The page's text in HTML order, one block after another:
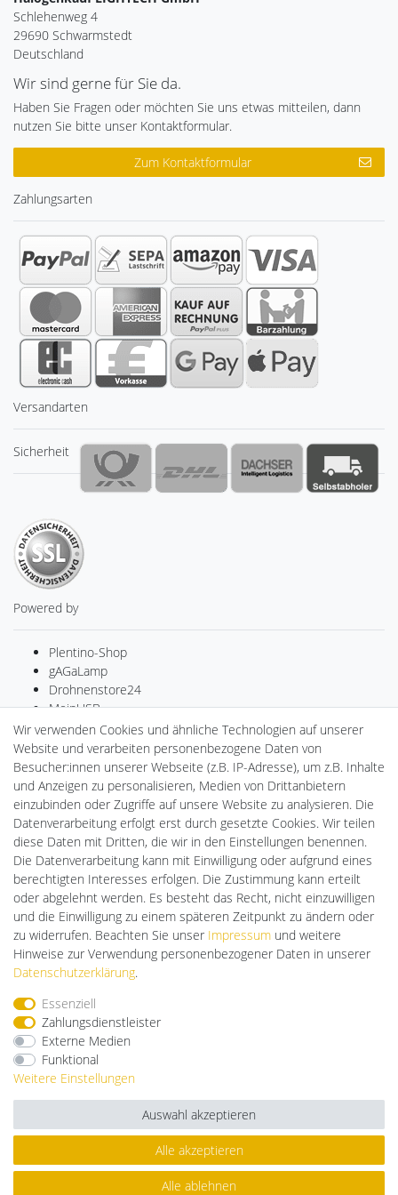
Schlehenweg 4
29690 Schwarmstedt
Deutschland
Wir sind gerne für Sie da.
Haben Sie Fragen oder möchten Sie uns etwas mitteilen, dann
nutzen Sie bitte unser Kontaktformular.
Zum Kontaktformular
Zahlungsarten
Versandarten
Sicherheit
Powered by
Plentino-Shop
gAGaLamp
Drohnenstore24
MeinUSB
Batteriespeicher
PlentiSolar
LED-RETROSHOP
Ledkauf
DEYESOLAR
Lightech Connect
CardanLight Europe
FORTIMO LEDs
Cardanlight-Shop
Wallbox24
Impressum Daten­schutz­erklärung AGB
Barrierefreiheitserklärung
© Copyright 2026 | Alle Rechte vorbehalten.
Wir verwenden Cookies und ähnliche Technologien auf unserer
Website und verarbeiten personenbezogene Daten von
Besucher:innen unserer Webseite (z.B. IP-Adresse), um z.B. Inhalte
und Anzeigen zu personalisieren, Medien von Drittanbietern
einzubinden oder Zugriffe auf unsere Website zu analysieren. Die
Datenverarbeitung erfolgt erst durch gesetzte Cookies. Wir teilen
diese Daten mit Dritten, die wir in den Einstellungen benennen.
Die Datenverarbeitung kann mit Einwilligung oder aufgrund eines
berechtigten Interesses erfolgen. Die Zustimmung kann erteilt
oder abgelehnt werden. Es besteht das Recht, nicht einzuwilligen
und die Einwilligung zu einem späteren Zeitpunkt zu ändern oder
zu widerrufen. Beachten Sie unser Impressum und weitere
Hinweise zur Verwendung personenbezogener Daten in unserer
Daten­schutz­erklärung.
Essenziell
Zahlungsdienstleister
Externe Medien
Funktional
Weitere Einstellungen
Alle akzeptieren
Alle ablehnen
Auswahl akzeptieren